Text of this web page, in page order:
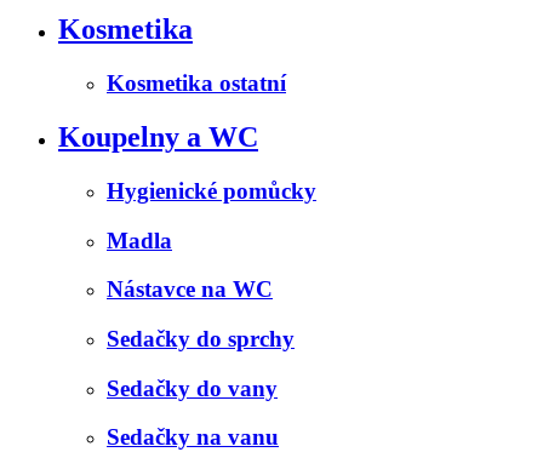
Kosmetika
Kosmetika ostatní
Koupelny a WC
Hygienické pomůcky
Madla
Nástavce na WC
Sedačky do sprchy
Sedačky do vany
Sedačky na vanu